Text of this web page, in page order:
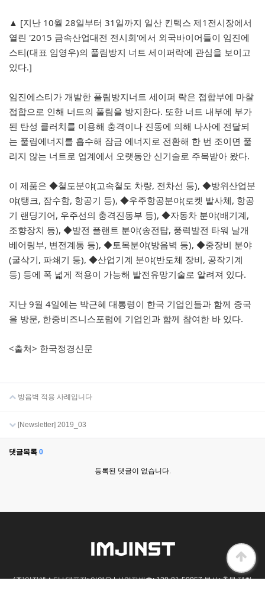
▲ [지난 10월 28일부터 31일까지 일산 킨텍스 제1전시장에서
열린 '2015 금속산업대전 전시회'에서 외국바이어들이 임진에
스티(대표 임영우)의 풀림방지 너트 세이퍼락에 관심을 보이고
있다.]
임진에스티가 개발한 풀림방지너트 세이퍼 락은 접합부에 마찰
접합으로 인해 너트의 풀림을 방지한다. 또한 너트 내부에 부가
된 탄성 클러치를 이용해 충격이나 진동에 의해 나사에 전달되
는 풀림에너지를 흡수해 잠금 에너지로 전환해 한 번 조이면 풀
리지 않는 너트로 업계에서 오랫동안 신기술로 주목받아 왔다.
이 제품은 ◆철도분야(고속철도 차량, 전차선 등), ◆방위산업분
야(탱크, 잠수함, 항공기 등), ◆우주항공분야(로켓 발사체, 항공
기 랜딩기어, 우주선의 충격진동부 등), ◆자동차 분야(배기계,
조향장치 등), ◆발전 플랜트 분야(송전탑, 풍력발전 타워 날개
베어링부, 변전계통 등), ◆토목분야(방음벽 등), ◆중장비 분야
(굴삭기, 파쇄기 등), ◆산업기계 분야(반도체 장비, 공작기계
등) 등에 폭 넓게 적용이 가능해 발전유망기술로 알려져 있다.
지난 9월 4일에는 박근혜 대통령이 한국 기업인들과 함께 중국
을 방문, 한중비즈니스포럼에 기업인과 함께 참여한 바 있다.
<출처> 한국정경신문
방음벽 적용 사례입니다
[Newsletter] 2019_03
댓글목록 0
등록된 댓글이 없습니다.
(주)임진에스티 | 대표자: 임영우 | 사업자번호: 128-81-50957 본사: 충북 제천